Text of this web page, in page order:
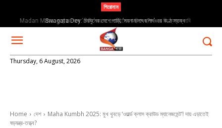
শিরোনাম
Swagata Dey: চিরঘুমের দেশে পাড়ি; ‘ময়না ছলাৎ ছলাৎ’-এর কণ্ঠ স্তব্ধ
Thursday, 6 August, 2026
Home দেশ
Maha Kumbh 2025: মুখ থুবড়ে ‘ওয়ার্ল্ড ক্লাস ক্রাউড ম্যানেজমেন্ট’! দায় এড়াতেই
ষড়যন্ত্র-তত্ত্ব?